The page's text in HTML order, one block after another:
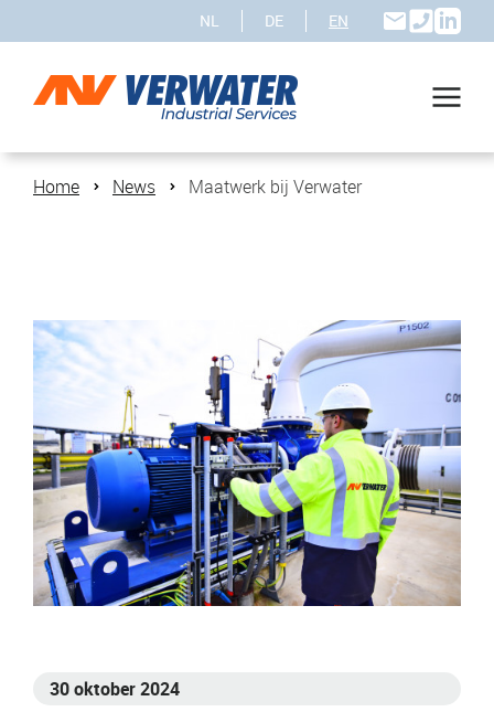
NL DE EN
Home News Maatwerk bij Verwater
30 oktober 2024